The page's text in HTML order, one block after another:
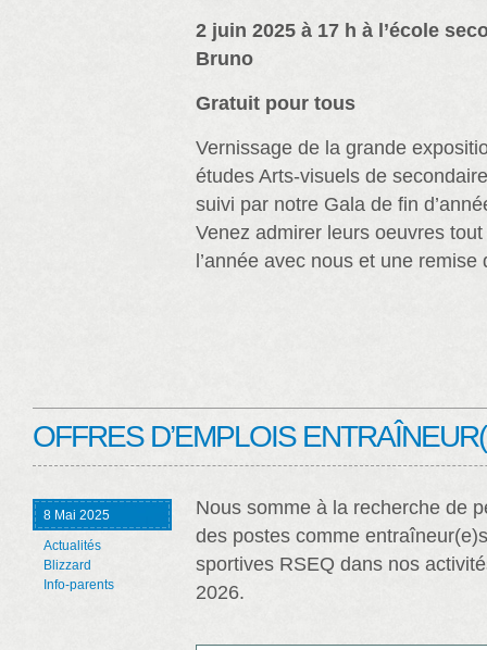
2 juin 2025 à 17 h à l’école
Bruno
Gratuit pour tous
Vernissage de la grande
études Arts-visuels de
suivi par notre Gala de fin
Venez admirer leurs oeuvres
l’année avec nous et une
OFFRES D’EMPLOIS
8 Mai 2025
Actualités
Blizzard
Info-parents
Nous somme à la recherche de
des postes comme
sportives RSEQ dans nos
2026.